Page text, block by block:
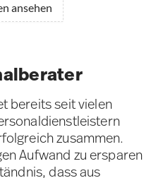
ansehen
bereits seit vielen
zusammen.
Aufwand zu ersparen
dass aus